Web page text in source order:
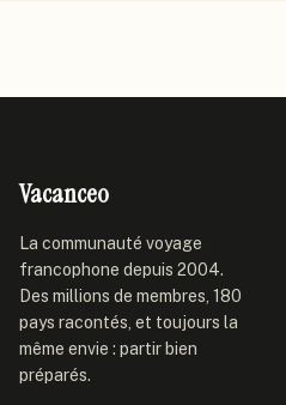
Vacanceo
La communauté voyage
francophone depuis 2004.
Des millions de membres, 180
pays racontés, et toujours la
même envie : partir bien
préparés.